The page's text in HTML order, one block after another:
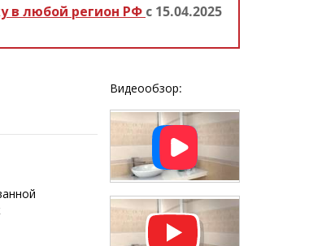
в любой регион РФ с 15.04.2025
Видеообзор: